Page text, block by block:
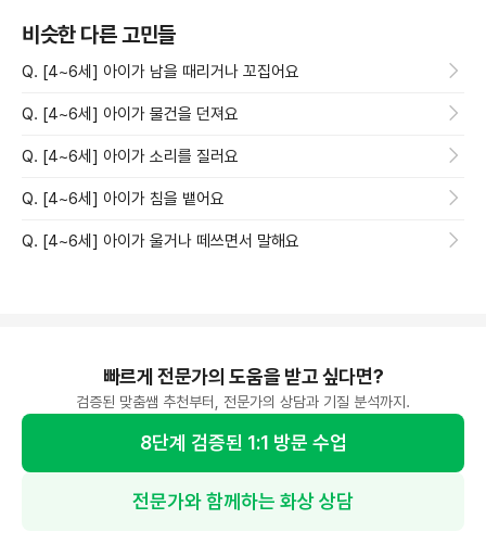
비슷한 다른 고민들
Q. [4~6세] 아이가 남을 때리거나 꼬집어요
Q. [4~6세] 아이가 물건을 던져요
Q. [4~6세] 아이가 소리를 질러요
Q. [4~6세] 아이가 침을 뱉어요
Q. [4~6세] 아이가 울거나 떼쓰면서 말해요
빠르게 전문가의 도움을 받고 싶다면?
검증된 맞춤쌤 추천부터, 전문가의 상담과 기질 분석까지.
8단계 검증된 1:1 방문 수업
전문가와 함께하는 화상 상담